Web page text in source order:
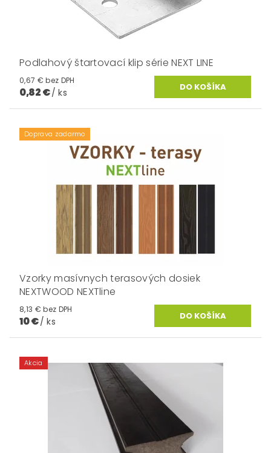
Podlahový štartovací klip série NEXT LINE
0,67 € bez DPH
0,82 €/ ks
Doprava zadarmo
Vzorky masívnych terasových dosiek
NEXTWOOD NEXTline
8,13 € bez DPH
10 €/ ks
Akcia